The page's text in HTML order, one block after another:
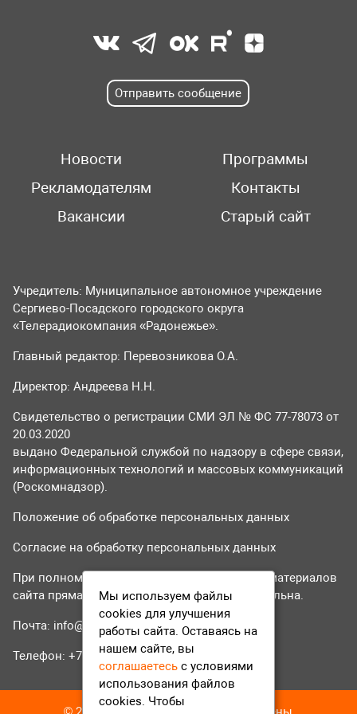
Отправить сообщение
Новости
Программы
Рекламодателям
Контакты
Вакансии
Старый сайт
Учредитель: Муниципальное автономное учреждение
Сергиево-Посадского городского округа
«Телерадиокомпания «Радонежье».
Главный редактор: Перевозникова О.А.
Директор: Андреева Н.Н.
Свидетельство о регистрации СМИ ЭЛ № ФС 77-78073 от
20.03.2020
выдано Федеральной службой по надзору в сфере связи,
информационных технологий и массовых коммуникаций
(Роскомнадзор).
Положение об обработке персональных данных
Согласие на обработку персональных данных
При полном или частичном использовании материалов
сайта прямая гиперссылка на tvr24.tv обязательна.
Почта: info@tvr24.tv
Телефон: +7 (496) 551-04-95
Мы используем файлы
cookies для улучшения
работы сайта. Оставаясь на
нашем сайте, вы
соглашаетесь с условиями
использования файлов
cookies. Чтобы